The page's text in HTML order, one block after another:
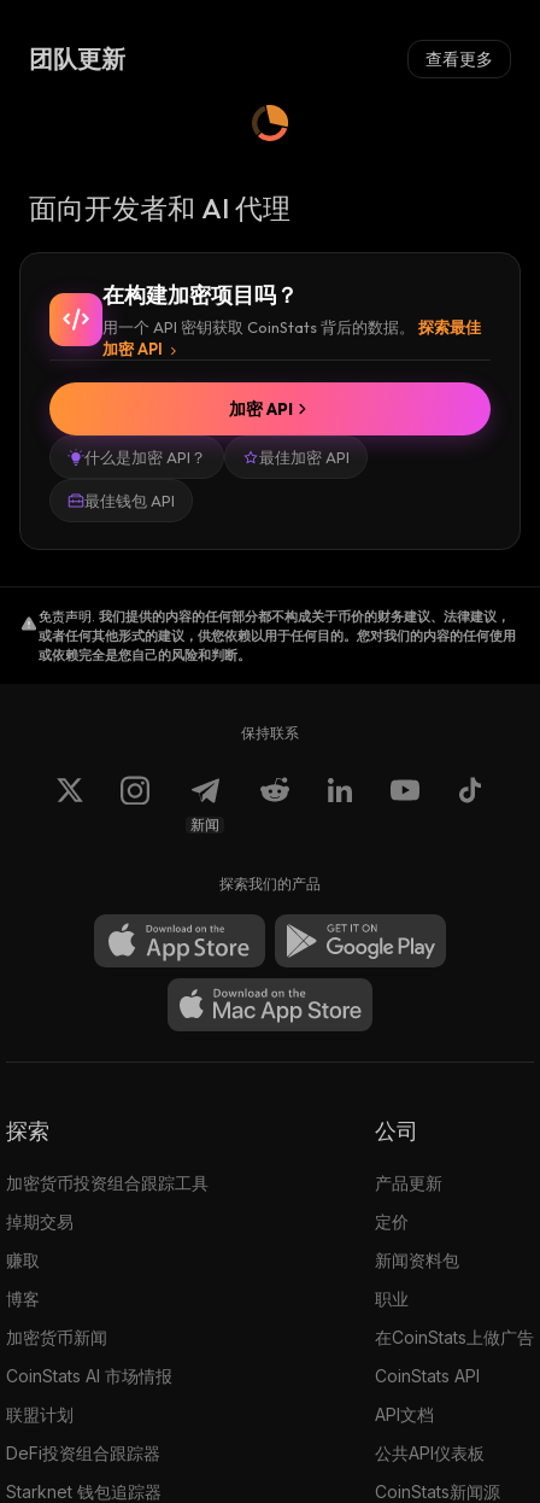
团队更新 查看更多
面向开发者和 AI 代理
在构建加密项目吗？
用一个 API 密钥获取 CoinStats 背后的数据。
探索最佳
加密 API
什么是加密 API？ 最佳加密 API
最佳钱包 API
加密 API
免责声明. 我们提供的内容的任何部分都不构成关于币价的财务建议、法律建议，
或者任何其他形式的建议，供您依赖以用于任何目的。您对我们的内容的任何使用
或依赖完全是您自己的风险和判断。
保持联系
新闻
探索我们的产品
探索
加密货币投资组合跟踪工具
掉期交易
赚取
博客
加密货币新闻
CoinStats AI 市场情报
联盟计划
DeFi投资组合跟踪器
Starknet 钱包追踪器
公司
产品更新
定价
新闻资料包
职业
在CoinStats上做广告
CoinStats API
API文档
公共API仪表板
CoinStats新闻源